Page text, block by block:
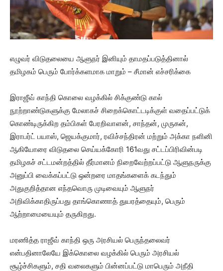
எழுவர் விடுதலையை ஆளுநர் இனியும் தாமதப்படுத்தினால்
தமிழகம் பெரும் போர்க்களமாக மாறும் – சீமான் எச்சரிக்கை
இராஜீவ் காந்தி கொலை வழக்கில் சிக்குண்டு கால்
நூற்றாண்டுகளுக்கு மேலாகச் சிறைக்கொட்டடிக்குள் வதைப்பட்டுக்
கொண்டிருக்கிற தம்பிகள் பேரறிவாளன், சாந்தன், முருகன்,
இராபர்ட் பயாஸ், ஜெயக்குமார், ரவிச்சந்திரன் மற்றும் அக்கா நளினி
ஆகியோரை விடுதலை செய்யக்கோரி 161வது சட்டப்பிரிவின்படி
தமிழகச் சட்டமன்றத்தில் தீர்மானம் நிறைவேற்றப்பட்டு ஆளுநருக்கு
அனுப்பி வைக்கப்பட்டு ஒன்றரை மாதங்களைக் கடந்தும்
அதுகுறித்தான எந்தவொரு முடிவையும் ஆளுநர்
அறிவிக்காதிருப்பது தாங்கொணாத் துயரத்தையும், பெரும்
ஆற்றாமையையும் தருகிறது.
மரணித்த ராஜீவ் காந்தி ஒரு அரசியல் பெருந்தலைவர்
என்பதினாலேயே இக்கொலை வழக்கில் பெரும் அரசியல்
சூழ்ச்சிகளும், சதி வலைகளும் பின்னப்பட்டு மாபெரும் அநீதி